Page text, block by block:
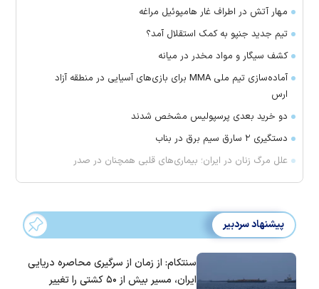
مهار آتش در اطراف غار هامپوئیل مراغه
تیم جدید جنپو به کمک استقلال آمد؟
کشف سیگار و مواد مخدر در میانه
آماده‌سازی تیم ملی MMA برای بازی‌های آسیایی در منطقه آزاد
ارس
دو خرید بعدی پرسپولیس مشخص شدند
دستگیری ۲ سارق سیم برق در بناب
علل مرگ زنان در ایران؛ بیماری‌های قلبی همچنان در صدر
پیشنهاد سردبیر
سنتکام: از زمان از سرگیری محاصره دریایی
ایران، مسیر بیش از ۵۰ کشتی را تغییر